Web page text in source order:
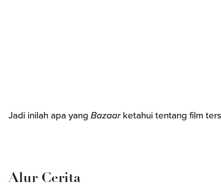
Jadi inilah apa yangBazaarketahui tentang film
Alur Cerita